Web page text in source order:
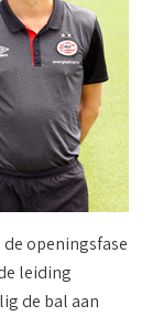
openingsfase
leiding
de bal aan